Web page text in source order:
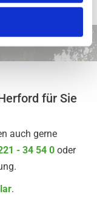
für Sie
auch gerne
- 34 54 0 oder
.